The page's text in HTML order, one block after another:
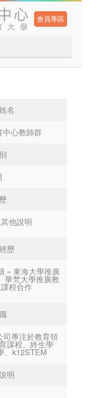
會員專區
名
中心教師群
他說明
歷
» 東海大學推廣
華梵大學推廣教
程合作
司專注於教育領
課程、終生學
、k12STEM
明